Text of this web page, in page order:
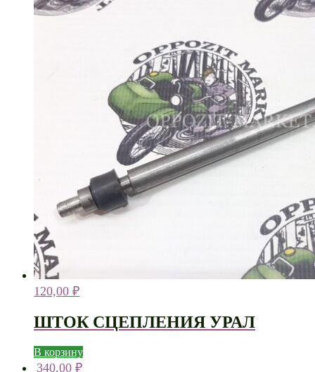
120,00 ₽
ШТОК СЦЕПЛЕНИЯ УРАЛ
В корзину
340,00 ₽